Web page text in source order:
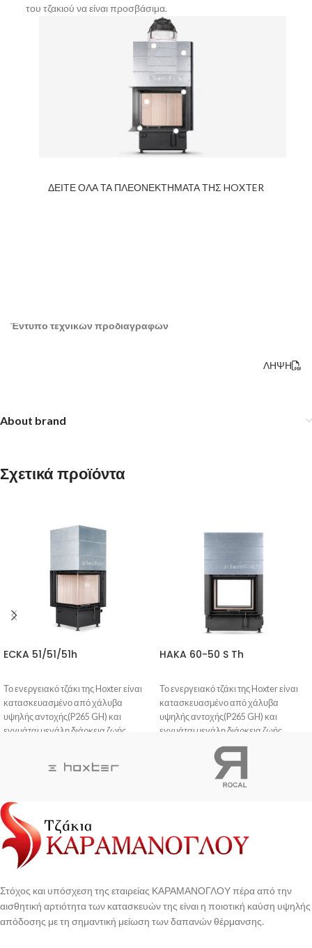
του τζακιού να είναι προσβάσιμα.
ΔΕΙΤΕ ΟΛΑ ΤΑ ΠΛΕΟΝΕΚΤΗΜΑΤΑ ΤΗΣ HOXTER
Έντυπο τεχνικών προδιαγραφών
ΛΗΨΗ
About brand
Σχετικά προϊόντα
ECKA 51/51/51h
Το ενεργειακό τζάκι της Hoxter είναι
κατασκευασμένο από χάλυβα
υψηλής αντοχής(P265 GH) και
εγγυάται μεγάλη διάρκεια ζωής.
στο πρώτο άναμμα.
αποτέλεσμα η φωτιά να
ανταποκρίνεται άμεσα σε κάθε
κίνηση του μοχλού ελέγχου του αέρα.
To κεραμικό γυαλί που διαθέτει, είναι
ανθεκτικό σε θερμικό σοκ και έχει
σχεδιαστεί η ροή του αέρα έτσι ώστε το
HAKA 60-50 S Th
Το ενεργειακό τζάκι της Hoxter είναι
κατασκευασμένο από χάλυβα
υψηλής αντοχής(P265 GH) και
εγγυάται μεγάλη διάρκεια ζωής.
Η βαφή του είναι ανθεκτική στις
γρατζουνιές και δεν προκαλεί οσμή
στο πρώτο άναμμα.
Η πόρτα σφραγίζει πλήρως, με
To κεραμικό γυαλί που διαθέτει, είναι
ανθεκτικό σε θερμικό σοκ και έχει
Στόχος και υπόσχεση της εταιρείας ΚΑΡΑΜΑΝΟΓΛΟΥ πέρα από την
αισθητική αρτιότητα των κατασκευών της είναι η ποιοτική καύση υψηλής
απόδοσης με τη σημαντική μείωση των δαπανών θέρμανσης.